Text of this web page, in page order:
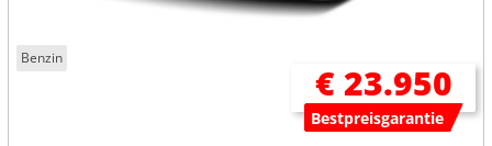
Benzin
€ 23.950
Bestpreisgarantie